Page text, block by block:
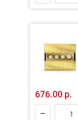
676.00 р.